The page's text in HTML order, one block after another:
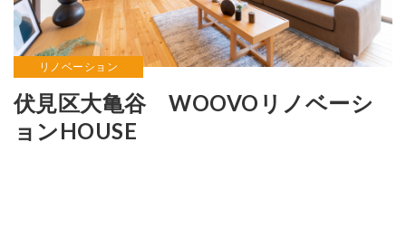
WooVo
リノベーション
伏見区大亀谷 WOOVOリノベーシ
ョンHOUSE